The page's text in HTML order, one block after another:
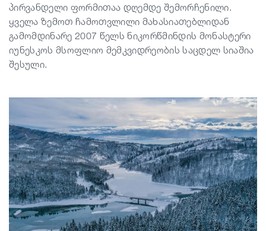
პირვანდელი ფორმითაა დღემდე შემორჩენილი.
ყველა ზემოთ ჩამოთვლილი მახასიათებლიდან
გამომდინარე 2007 წელს ნიკორწმინდის მონასტერი
იუნესკოს მსოფლიო მემკვიდრეობის საცდელ სიაშია
შესული.